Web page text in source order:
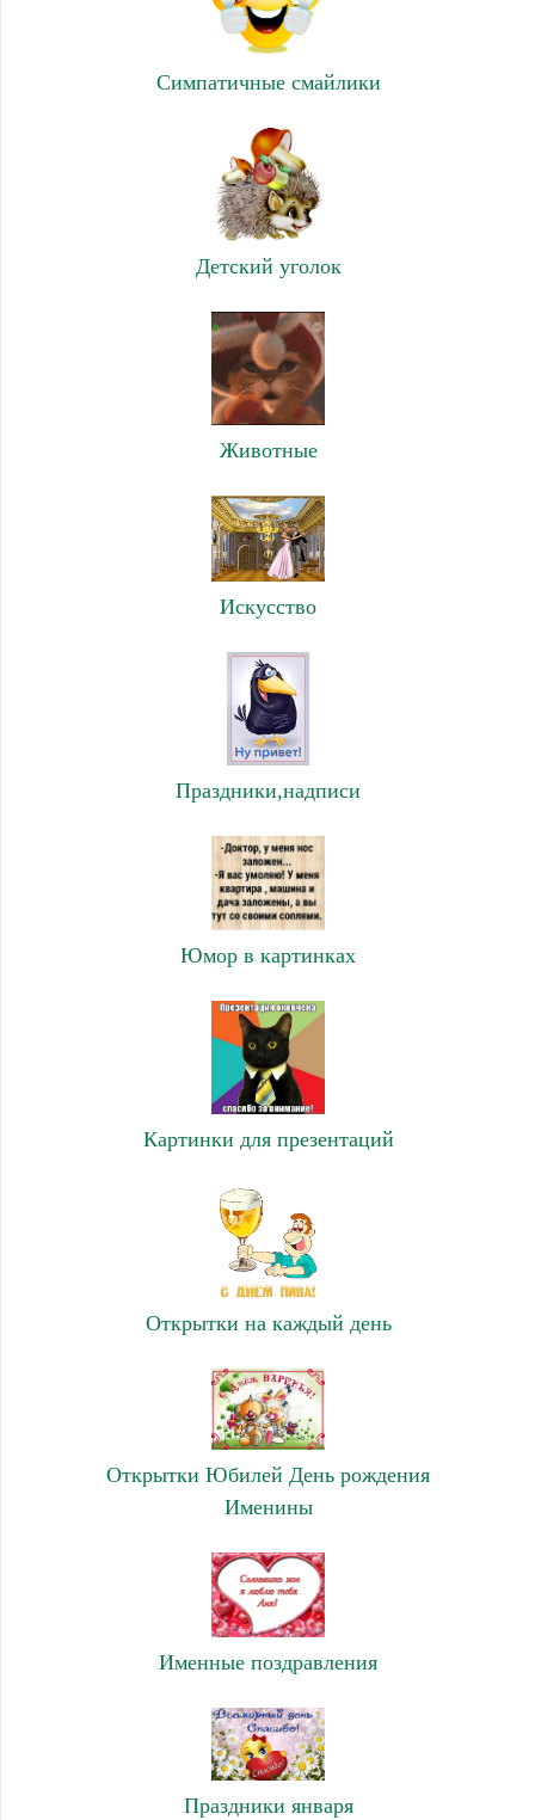
Симпатичные смайлики
Детский уголок
Животные
Искусство
Праздники,надписи
Юмор в картинках
Картинки для презентаций
Открытки на каждый день
Открытки Юбилей День рождения
Именины
Именные поздравления
Праздники января